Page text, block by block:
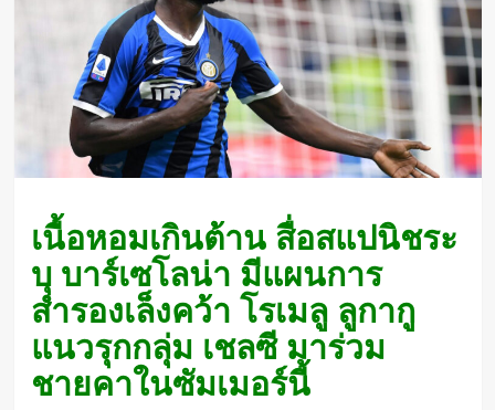
เนื้อหอมเกินต้าน สื่อสแปนิชระ
บุ บาร์เซโลน่า มีแผนการ
สำรองเล็งคว้า โรเมลู ลูกากู
แนวรุกกลุ่ม เชลซี มาร่วม
ชายคาในซัมเมอร์นี้